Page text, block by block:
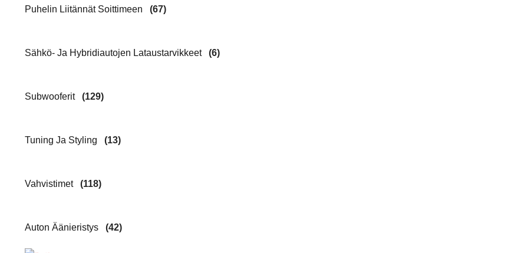
Puhelin Liitännät Soittimeen (67)
Sähkö- Ja Hybridiautojen Lataustarvikkeet (6)
Subwooferit (129)
Tuning Ja Styling (13)
Vahvistimet (118)
Auton Äänieristys (42)